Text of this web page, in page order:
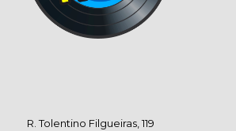
R. Tolentino Filgueiras, 119